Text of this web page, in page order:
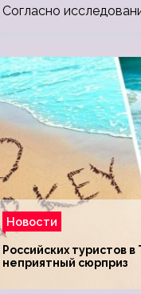
Согласно
Новости
Российских туристов
неприятный сюрприз